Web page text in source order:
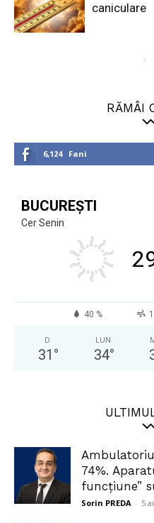
caniculare
RĂMÂI
6,124 Fani
BUCUREȘTI
Cer Senin
40 %
D
31 °
LUN
34°
74%.
funcțiune”
Sorin PREDA - 5